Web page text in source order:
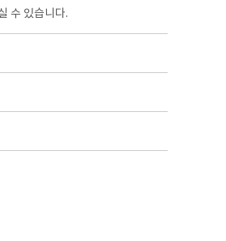
수 있습니다.